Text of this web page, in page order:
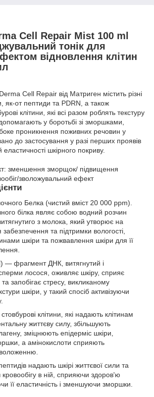
Cell Repair Mist 100 ml
тонік для
відновлення клітин
Cell Repair від Матриген містить різні
як-от пептиди та PDRN, а також
клітини, які всі разом роблять текстуру
у боротьбі зі зморшками,
проникнення поживних речовин у
до застосування у разі перших проявів
еластичності шкірного покриву.
зменшення зморщок/ підвищення
зволожувальний ефект
Белка (чистий вміст 20 000 ppm).
білка являє собою водний розчин
з молока, який утворює на
забезпечення та підтримки вологості,
шкіри та пожвавлення шкіри для її
— фрагмент ДНК, витягнутий і
лосося, оживляє шкіру, сприяє
запобігає стресу, викликаному
шкіри, у такий спосіб активізуючи
клітини, які надають клітинам
життєву силу, збільшують
зміцнюють епідерміс шкіри,
а амінокислоти сприяють
надають шкірі життєвої сили та
кровообігу в ній, сприяючи здоров'ю
її еластичність і зменшуючи зморшки.